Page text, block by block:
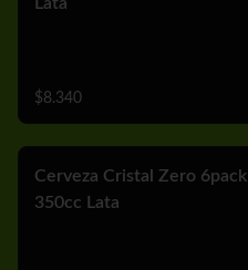
$8.340
Cerveza Cristal Zero 6pack
350cc Lata